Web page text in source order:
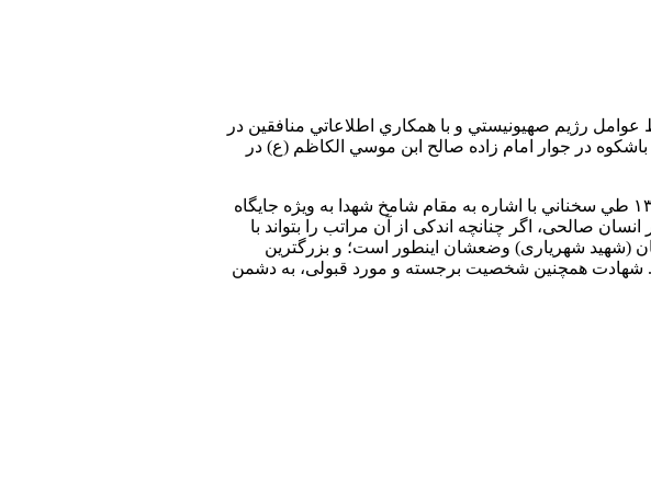
فرزانه و استاد فيزيك هسته‌اي دانشگاه شهيد بهشتي ايران در تهران در تاريخ ۸ آذر ۱۳۸۹ توسط عوامل رژيم صهيونيستي و با همكاري اطلاعاتي منافقين در
در جوار امام زاده صالح ابن موسي الکاظم (ع) در
به همين مناسبت آيت الله سيد علي خامنه‌ای، رهبر انقلاب اسلامي در دیدار با خانواده این شهید بزرگوار در اسفند۱۳۹۰ طي سخناني با اشاره به مقام شامخ شهدا به ويژه جايگاه
صالحی، اگر چنانچه اندكی از آن مراتب را بتواند با
(شهید شهریاری) وضعشان اینطور است؛ و بزرگترین
شهادت همچنین شخصیت برجسته و مورد قبولی، به دشمن